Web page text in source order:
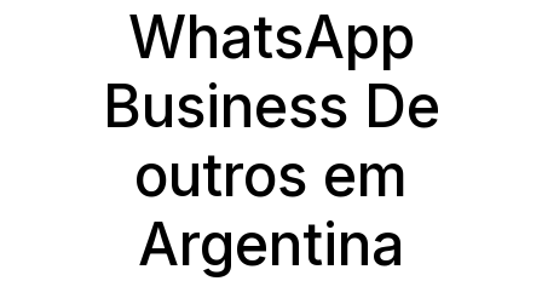
WhatsApp
Business De
outros em
Argentina